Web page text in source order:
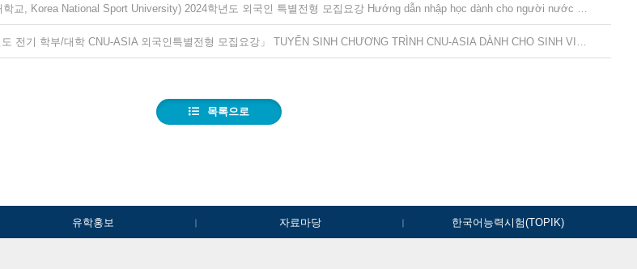
(한국체육대학교, Korea National Sport University) 2024학년도 외국인 특별전형 모집요강 Hướng dẫn nhập học dành cho người nước ngoài trường Đại học thể thao Hàn Quốc
「2027학년도 전기 학부/대학 CNU-ASIA 외국인특별전형 모집요강」 TUYỂN SINH CHƯƠNG TRÌNH CNU-ASIA DÀNH CHO SINH VIÊN QUỐC TẾ HỆ ĐẠI HỌC/ CAO HỌC NĂM 2027
목록으로
유학홍보 자료마당 한국어능력시험(TOPIK)